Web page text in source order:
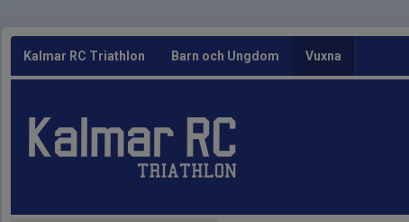
Kalmar RC Triathlon Barn och Ungdom Vuxna